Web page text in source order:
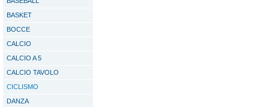
BASKET
BOCCE
CALCIO
CALCIO A 5
CALCIO TAVOLO
CICLISMO
DANZA